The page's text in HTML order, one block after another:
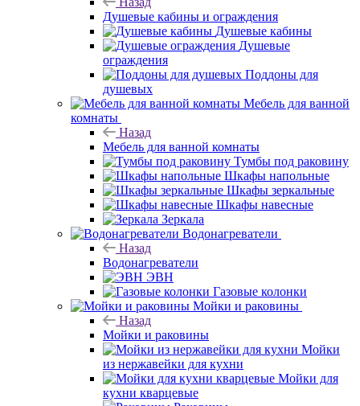
Душевые кабины и ограждения
Душевые кабины
Душевые
ограждения
Поддоны для
душевых
Мебель для ванной
комнаты
Назад
Мебель для ванной комнаты
Тумбы под раковину
Шкафы напольные
Шкафы зеркальные
Шкафы навесные
Зеркала
Водонагреватели
Назад
Водонагреватели
ЭВН
Газовые колонки
Мойки и раковины
Назад
Мойки и раковины
Мойки
из нержавейки для кухни
Мойки для
кухни кварцевые